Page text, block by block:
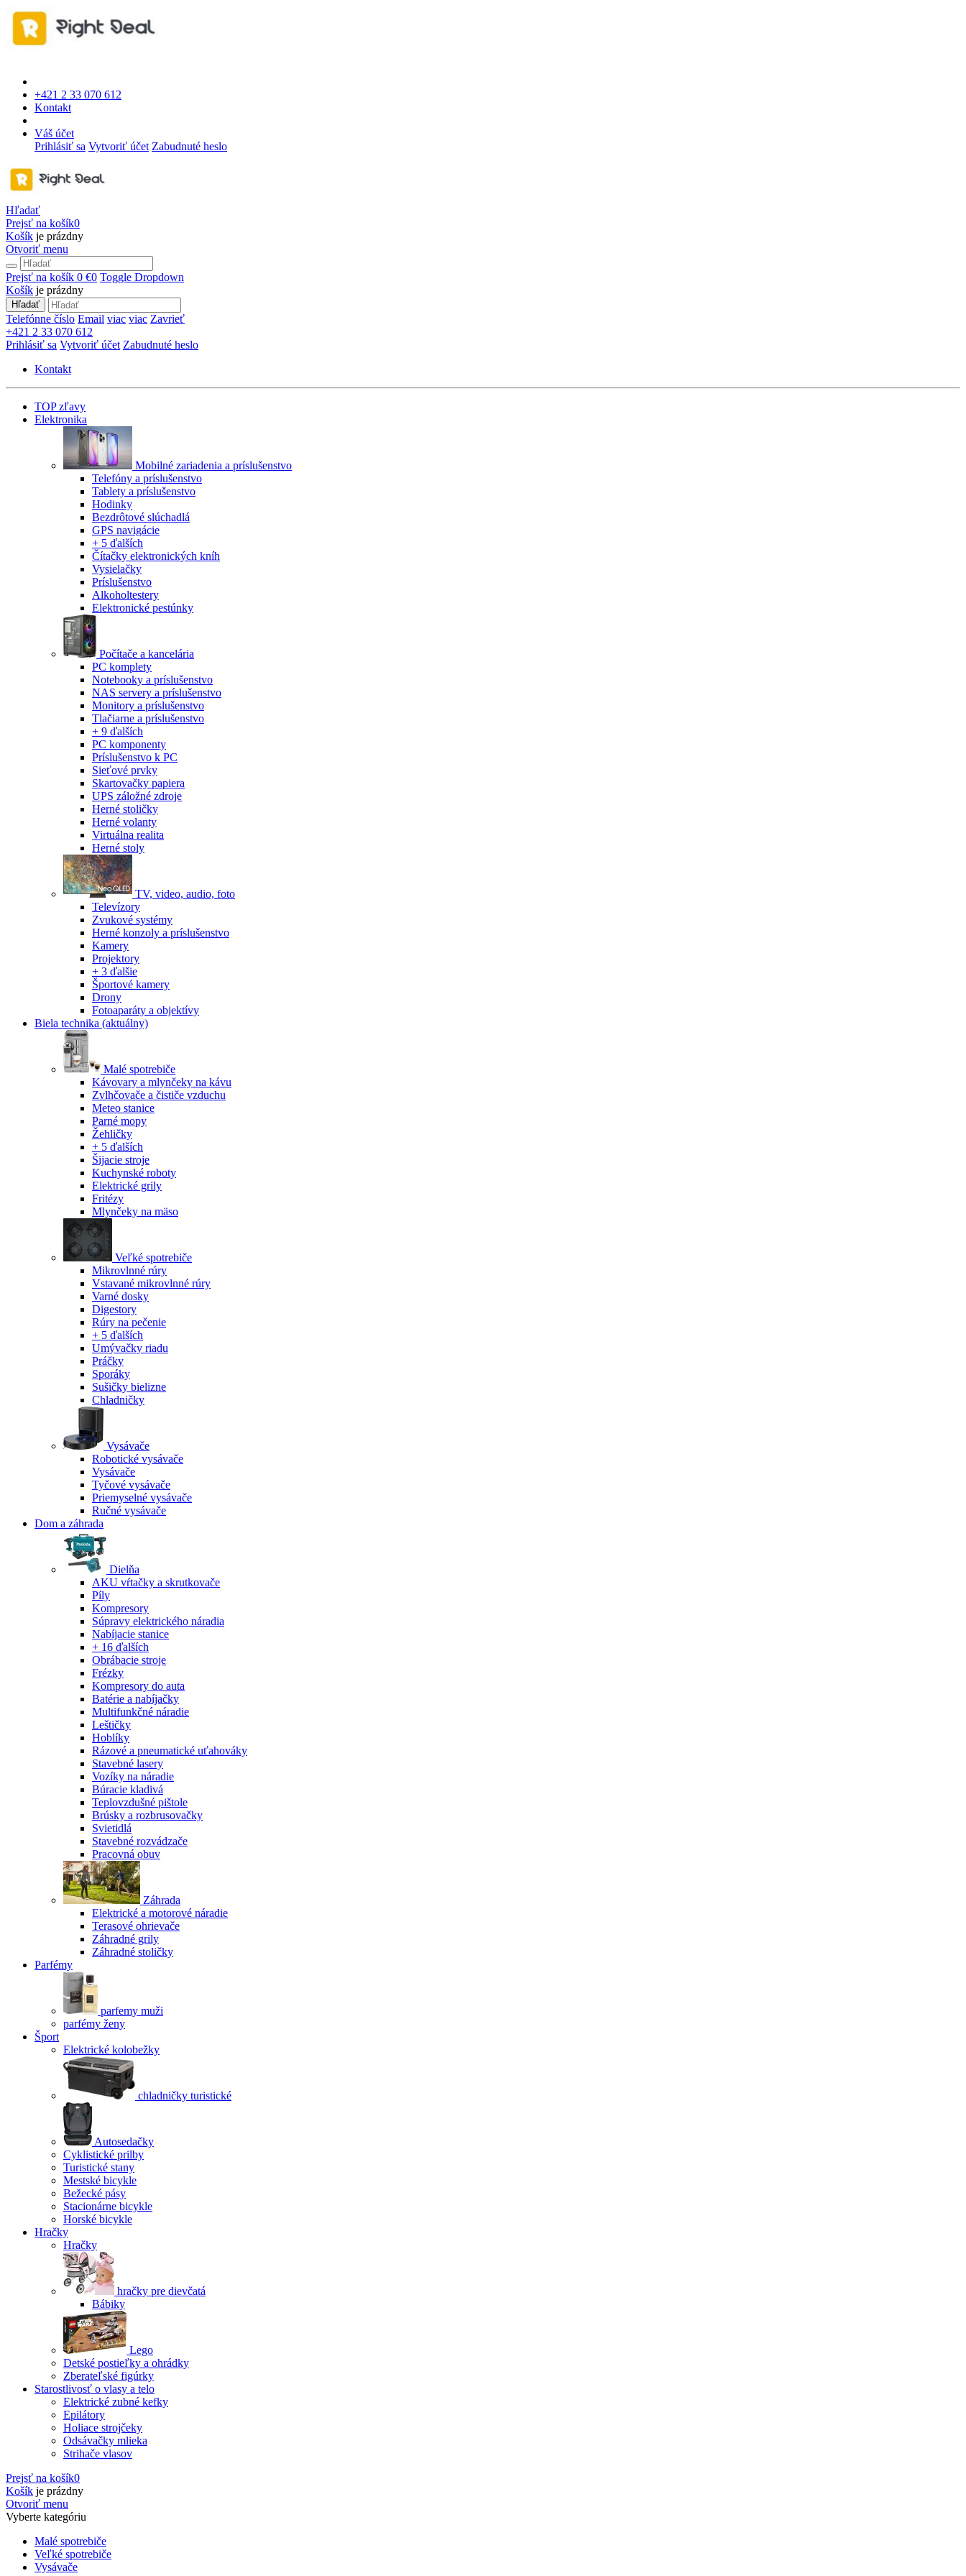
+421 2 33 070 612
Kontakt
Váš účet
Prihlásiť sa Vytvoriť účet Zabudnuté heslo
Hľadať
Prejsť na košík0
Košík je prázdny
Otvoriť menu
Prejsť na košík 0 €0 Toggle Dropdown
Košík je prázdny
Hľadať
Telefónne číslo Email viac viac Zavrieť
+421 2 33 070 612
Prihlásiť sa Vytvoriť účet Zabudnuté heslo
Kontakt
TOP zľavy
Elektronika
Mobilné zariadenia a príslušenstvo
Telefóny a príslušenstvo
Tablety a príslušenstvo
Hodinky
Bezdrôtové slúchadlá
GPS navigácie
+ 5 ďalších
Čítačky elektronických kníh
Vysielačky
Príslušenstvo
Alkoholtestery
Elektronické pestúnky
Počítače a kancelária
PC komplety
Notebooky a príslušenstvo
NAS servery a príslušenstvo
Monitory a príslušenstvo
Tlačiarne a príslušenstvo
+ 9 ďalších
PC komponenty
Príslušenstvo k PC
Sieťové prvky
Skartovačky papiera
UPS záložné zdroje
Herné stoličky
Herné volanty
Virtuálna realita
Herné stoly
TV, video, audio, foto
Televízory
Zvukové systémy
Herné konzoly a príslušenstvo
Kamery
Projektory
+ 3 ďalšie
Športové kamery
Drony
Fotoaparáty a objektívy
Biela technika (aktuálny)
Malé spotrebiče
Kávovary a mlynčeky na kávu
Zvlhčovače a čističe vzduchu
Meteo stanice
Parné mopy
Žehličky
+ 5 ďalších
Šijacie stroje
Kuchynské roboty
Elektrické grily
Fritézy
Mlynčeky na mäso
Veľké spotrebiče
Mikrovlnné rúry
Vstavané mikrovlnné rúry
Varné dosky
Digestory
Rúry na pečenie
+ 5 ďalších
Umývačky riadu
Práčky
Sporáky
Sušičky bielizne
Chladničky
Vysávače
Robotické vysávače
Vysávače
Tyčové vysávače
Priemyselné vysávače
Ručné vysávače
Dom a záhrada
Dielňa
AKU vŕtačky a skrutkovače
Píly
Kompresory
Súpravy elektrického náradia
Nabíjacie stanice
+ 16 ďalších
Obrábacie stroje
Frézky
Kompresory do auta
Batérie a nabíjačky
Multifunkčné náradie
Leštičky
Hoblíky
Rázové a pneumatické uťahováky
Stavebné lasery
Vozíky na náradie
Búracie kladivá
Teplovzdušné pištole
Brúsky a rozbrusovačky
Svietidlá
Stavebné rozvádzače
Pracovná obuv
Záhrada
Elektrické a motorové náradie
Terasové ohrievače
Záhradné grily
Záhradné stoličky
Parfémy
parfemy muži
parfémy ženy
Šport
Elektrické kolobežky
chladničky turistické
Autosedačky
Cyklistické prilby
Turistické stany
Mestské bicykle
Bežecké pásy
Stacionárne bicykle
Horské bicykle
Hračky
Hračky
hračky pre dievčatá
Bábiky
Lego
Detské postieľky a ohrádky
Zberateľské figúrky
Starostlivosť o vlasy a telo
Elektrické zubné kefky
Epilátory
Holiace strojčeky
Odsávačky mlieka
Strihače vlasov
Prejsť na košík0
Košík je prázdny
Otvoriť menu
Vyberte kategóriu
Malé spotrebiče
Veľké spotrebiče
Vysávače